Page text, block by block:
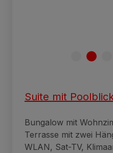
Suite mit
Bungalow mit
Terrasse mit zwei
WLAN, Sat-TV,